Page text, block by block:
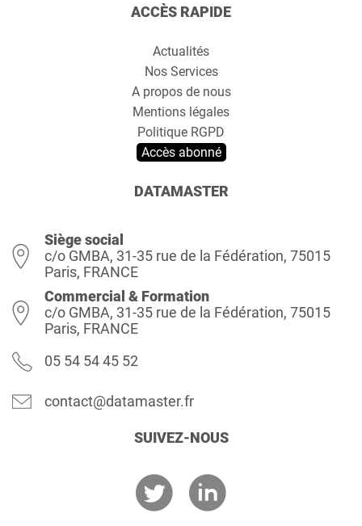
ACCÈS RAPIDE
Actualités
Nos Services
A propos de nous
Mentions légales
Politique RGPD
Accès abonné
DATAMASTER
Siège social
c/o GMBA, 31-35 rue de la Fédération, 75015
Paris, FRANCE
Commercial & Formation
c/o GMBA, 31-35 rue de la Fédération, 75015
Paris, FRANCE
05 54 54 45 52
contact@datamaster.fr
SUIVEZ-NOUS